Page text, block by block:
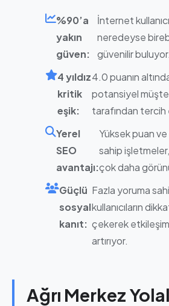
%90’a
yakın
güven:
İnternet
neredeyse
güvenilir buluyor.
4 yıldız
kritik
eşik:
4.0 puanın
potansiyel
tarafından tercih
Yerel
SEO
avantajı:
Yüksek puan ve
sahip
çok daha
Güçlü
sosyal
kanıt:
Fazla yoruma
kullanıcıların
çekerek etkileşim
artırıyor.
Ağrı Merkez